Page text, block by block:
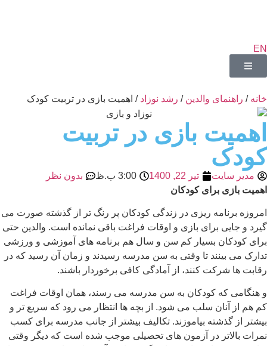
EN
خانه / راهنمای والدین / رشد نوزاد / اهمیت بازی در تربیت کودک
اهمیت بازی در تربیت
کودک
مدیر سایت تیر 22, 1400 3:00 ب.ظ
بدون نظر
اهمیت بازی برای کودکان
امروزه برنامه ریزی در زندگی کودکان پر رنگ تر از گذشته صورت می
گیرد و جایی برای بازی و اوقات فراغت باقی نمانده است. والدین حتی
برای کودکان بسیار کم سن و سال هم برنامه های آموزشی و ورزشی
تدارک می بینند تا وقتی به سن مدرسه رسیدند و زمان آن رسید که در
رقابت ها شرکت کنند، از آمادگی کافی برخوردار باشند.
و هنگامی که کودکان به سن مدرسه می رسند، همان اوقات فراغت
کم هم از آنان سلب می شود. از بچه ها انتظار می رود که سریع تر و
بیشتر از گذشته بیاموزند. تکالیف بیشتر از جانب مدرسه برای کسب
نمرات بالاتر در آزمون های تحصیلی موجب شده است که دیگر وقتی